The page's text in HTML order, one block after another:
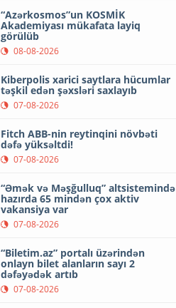
“Azərkosmos”un KOSMİK
Akademiyası mükafata layiq
görülüb
08-08-2026
Kiberpolis xarici saytlara hücumlar
təşkil edən şəxsləri saxlayıb
07-08-2026
Fitch ABB-nin reytinqini növbəti
dəfə yüksəltdi!
07-08-2026
“Əmək və Məşğulluq” altsistemində
hazırda 65 mindən çox aktiv
vakansiya var
07-08-2026
“Biletim.az” portalı üzərindən
onlayn bilet alanların sayı 2
dəfəyədək artıb
07-08-2026